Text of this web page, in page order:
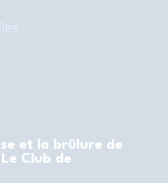
et la brûlure de
Club de